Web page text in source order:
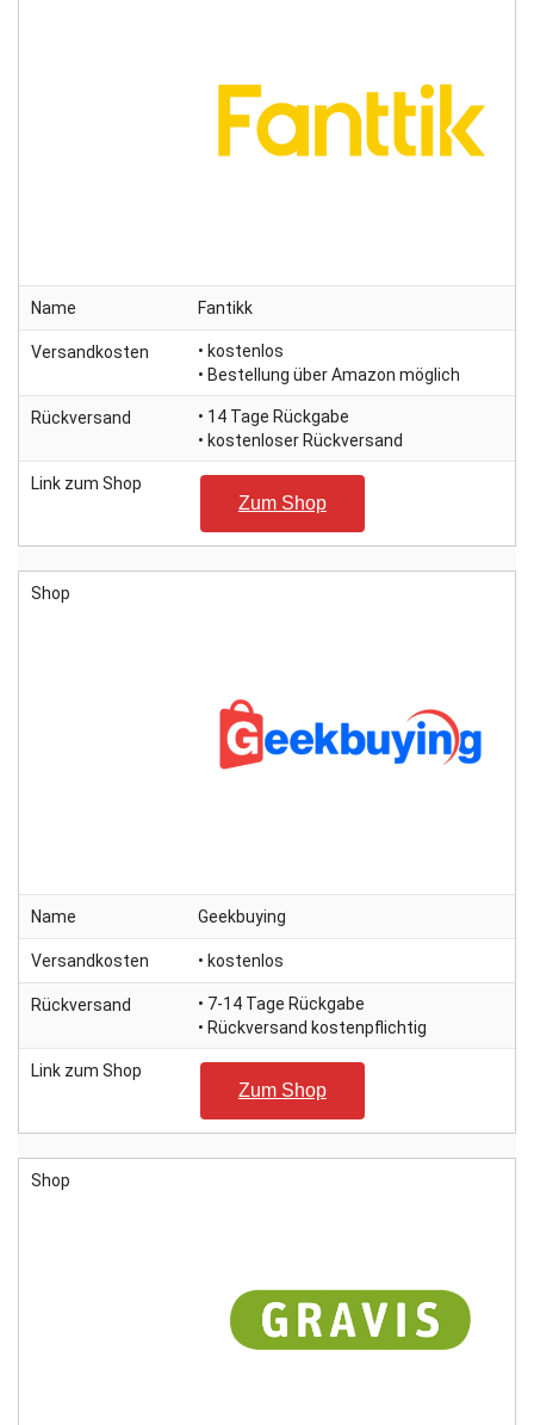
Name Fantikk
Versandkosten
• kostenlos
• Bestellung über Amazon möglich
Rückversand
• 14 Tage Rückgabe
• kostenloser Rückversand
Link zum Shop
Zum Shop
Shop
Name Geekbuying
Versandkosten • kostenlos
Rückversand
• 7-14 Tage Rückgabe
• Rückversand kostenpflichtig
Link zum Shop
Zum Shop
Shop